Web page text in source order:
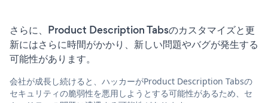
さらに、Product Description Tabsのカスタマイズと更
新にはさらに時間がかかり、新しい問題やバグが発生する
可能性があります。
会社が成長し続けると、ハッカーがProduct Description Tabsの
セキュリティの脆弱性を悪用しようとする可能性があるため、セ